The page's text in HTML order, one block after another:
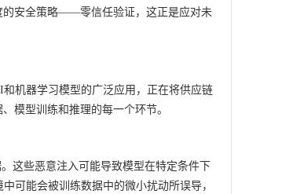
的安全策略——零信任验证，这正是应对未
机器学习模型的广泛应用，正在将供应链
模型训练和推理的每一个环节。
这些恶意注入可能导致模型在特定条件下
可能会被训练数据中的微小扰动所误导，